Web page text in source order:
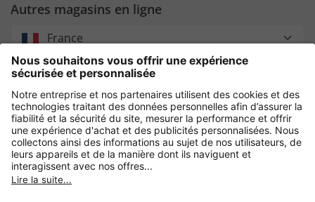
Autres magasins en ligne
France
Payment and Delivery
Paiement sécurisé avec